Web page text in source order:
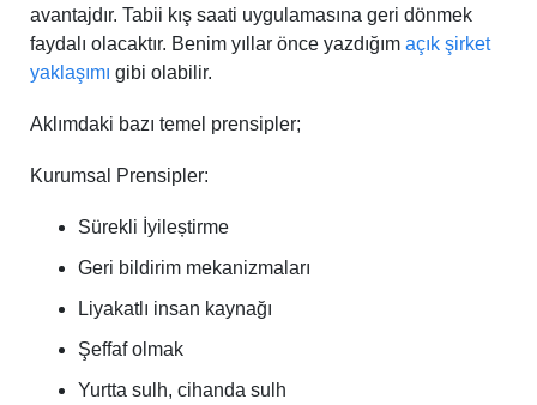
avantajdır. Tabii kış saati uygulamasına geri dönmek
faydalı olacaktır. Benim yıllar önce yazdığım açık şirket
yaklaşımı gibi olabilir.
Aklımdaki bazı temel prensipler;
Kurumsal Prensipler:
Sürekli İyileștirme
Geri bildirim mekanizmaları
Liyakatlı insan kaynağı
Şeffaf olmak
Yurtta sulh, cihanda sulh